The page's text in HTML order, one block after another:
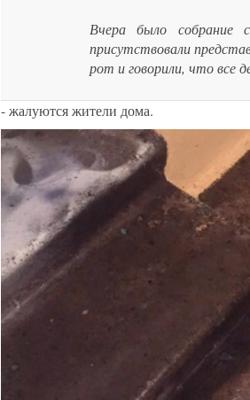
Вчера было собрание
присутствовали
рот и говорили, что все
- жалуются жители дома.